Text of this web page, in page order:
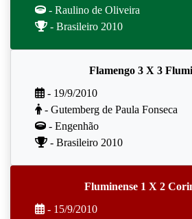
- Raulino de Oliveira
- Brasileiro 2010
Flamengo 3 X 3
- 19/9/2010
- Gutemberg de Paula Fonseca
- Engenhão
- Brasileiro 2010
Fluminense 1 X 2
- 15/9/2010